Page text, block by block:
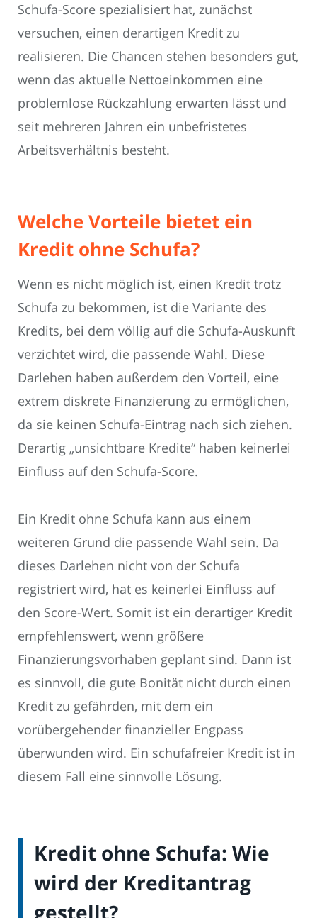
Schufa-Score spezialisiert hat, zunächst
versuchen, einen derartigen Kredit zu
realisieren. Die Chancen stehen besonders gut,
wenn das aktuelle Nettoeinkommen eine
problemlose Rückzahlung erwarten lässt und
seit mehreren Jahren ein unbefristetes
Arbeitsverhältnis besteht.
Welche Vorteile bietet ein
Kredit ohne Schufa?
Wenn es nicht möglich ist, einen Kredit trotz
Schufa zu bekommen, ist die Variante des
Kredits, bei dem völlig auf die Schufa-Auskunft
verzichtet wird, die passende Wahl. Diese
Darlehen haben außerdem den Vorteil, eine
extrem diskrete Finanzierung zu ermöglichen,
da sie keinen Schufa-Eintrag nach sich ziehen.
Derartig „unsichtbare Kredite“ haben keinerlei
Einfluss auf den Schufa-Score.
Ein Kredit ohne Schufa kann aus einem
weiteren Grund die passende Wahl sein. Da
dieses Darlehen nicht von der Schufa
registriert wird, hat es keinerlei Einfluss auf
den Score-Wert. Somit ist ein derartiger Kredit
empfehlenswert, wenn größere
Finanzierungsvorhaben geplant sind. Dann ist
es sinnvoll, die gute Bonität nicht durch einen
Kredit zu gefährden, mit dem ein
vorübergehender finanzieller Engpass
überwunden wird. Ein schufafreier Kredit ist in
diesem Fall eine sinnvolle Lösung.
Kredit ohne Schufa: Wie
wird der Kreditantrag
gestellt?